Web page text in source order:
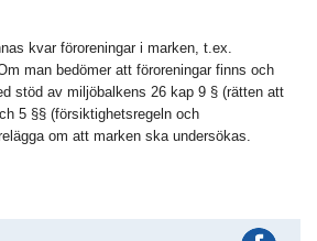
kvar föroreningar i marken, t.ex.
man bedömer att föroreningar finns och
stöd av miljöbalkens 26 kap 9 § (rätten att
5 §§ (försiktighetsregeln och
om att marken ska undersökas.